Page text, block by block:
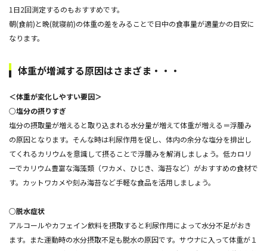
1日2回測定するのもおすすめです。
朝(食前)と晩(就寝前)の体重の差をみることで日中の食事量が適量かの目安に
なります。
体重が増減する原因はさまざま・・・
＜体重が変化しやすい要因＞
○塩分の摂りすぎ
塩分の摂取量が増えると取り込まれる水分量が増えて体重が増える＝浮腫み
の原因となります。そんな時は利尿作用を促し、体内の余分な塩分を排出し
てくれるカリウムを意識して摂ることで浮腫みを解消しましょう。低カロリ
ーでカリウム豊富な海藻類（ワカメ、ひじき、海苔など）がおすすめの食材で
す。カットワカメや刻み海苔など手軽な食品を活用しましょう。
○脱水症状
アルコールやカフェイン飲料を摂取すると利尿作用によって水分不足がおき
ます。また運動時の水分摂取不足も脱水の原因です。サウナに入って体重が１